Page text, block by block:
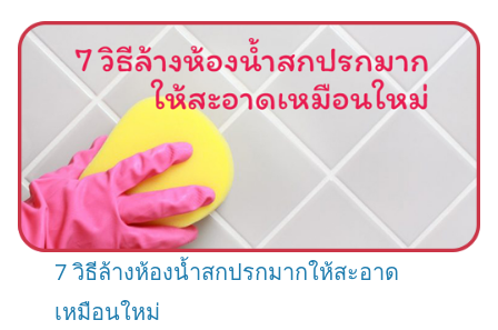
7 วิธีล้างห้องน้ำสกปรกมากให้สะอาด
เหมือนใหม่